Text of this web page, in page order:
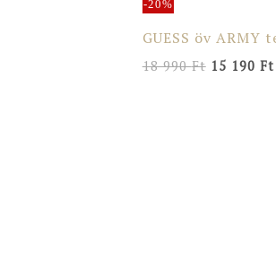
-20%
GUESS öv ARMY
18 990Ft 15 190 Ft